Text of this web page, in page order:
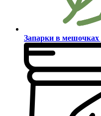
Запарки в мешочках